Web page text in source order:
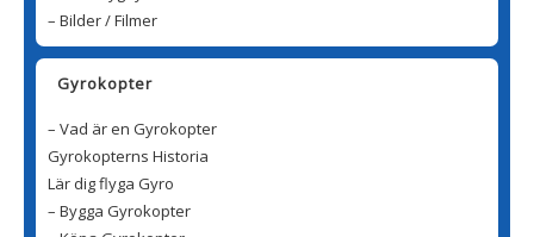
– Bilder / Filmer
Gyrokopter
– Vad är en Gyrokopter
Gyrokopterns Historia
Lär dig flyga Gyro
– Bygga Gyrokopter